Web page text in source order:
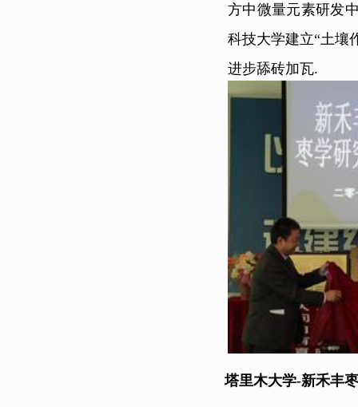
方中微量元素研发
科技大学建立“土壤
进步舔砖加瓦.
塔里木大学